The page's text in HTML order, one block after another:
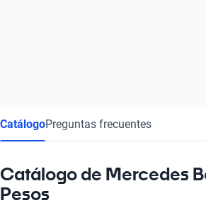
CatálogoPreguntas frecuentes
Catálogo de Mercedes
Pesos